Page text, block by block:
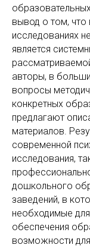
вывод о том,
исследованиях
является
авторы, в
вопросы
конкретных
предлагают
материалов.
современной
исследования,
дошкольного
заведений, в
необходимые
обеспечения
возможности